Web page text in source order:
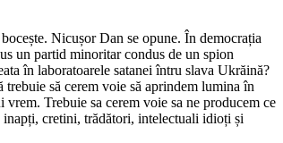
Nicușor Dan se opune. În democrația
un partid minoritar condus de un spion
în laboratoarele satanei întru slava Ukrăină?
să cerem voie să aprindem lumina în
Trebuie sa cerem voie sa ne producem ce
inapți, cretini, trădători, intelectuali idioți și